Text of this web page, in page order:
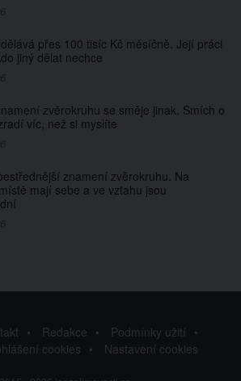
přes 100 tisíc Kč měsíčně. Její práci
jiný dělat nechce
zvěrokruhu se směje jinak. Smích o
víc, než si myslíte
znamení zvěrokruhu. Na
mají sebe a ve vztahu jsou
Redakce
Podmínky užití
cookies
Nastavení cookies